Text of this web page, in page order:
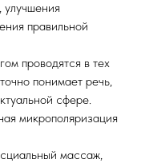
правильной
проводятся в тех
понимает речь,
сфере.
микрополяризация
массаж,